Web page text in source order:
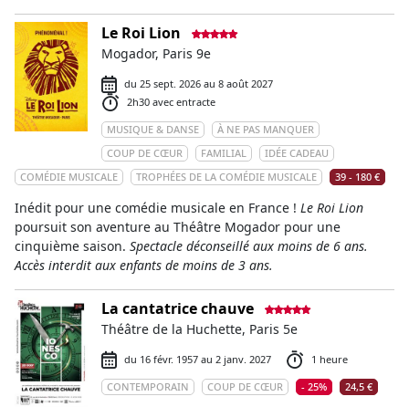
Le Roi Lion
Mogador, Paris 9e
du 25 sept. 2026 au 8 août 2027
2h30 avec entracte
MUSIQUE & DANSE
À NE PAS MANQUER
COUP DE CŒUR
FAMILIAL
IDÉE CADEAU
COMÉDIE MUSICALE
TROPHÉES DE LA COMÉDIE MUSICALE 39 - 180 €
Inédit pour une comédie musicale en France ! Le Roi Lion
poursuit son aventure au Théâtre Mogador pour une
cinquième saison. Spectacle déconseillé aux moins de 6 ans.
Accès interdit aux enfants de moins de 3 ans.
La cantatrice chauve
Théâtre de la Huchette, Paris 5e
du 16 févr. 1957 au 2 janv. 2027
1 heure
CONTEMPORAIN
COUP DE CŒUR - 25% 24,5 €